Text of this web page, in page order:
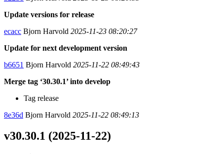
Update versions for release
ecacc Bjorn Harvold 2025-11-23 08:20:27
Update for next development version
b6651 Bjorn Harvold 2025-11-22 08:49:43
Merge tag ‘30.30.1’ into develop
Tag release
8e36d Bjorn Harvold 2025-11-22 08:49:13
v30.30.1 (2025-11-22)